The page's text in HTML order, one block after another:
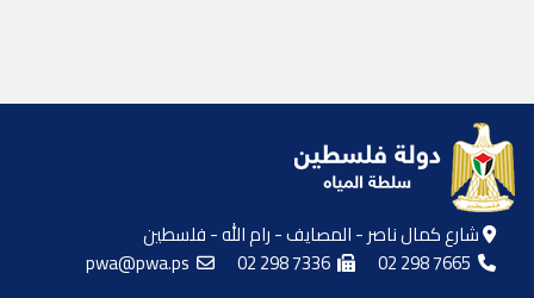
شارع كمال ناصر - المصايف - رام الله - فلسطين
02 298 7665
02 298 7336